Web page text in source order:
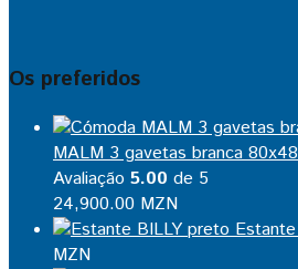
Os preferidos
MALM 3 gavetas branca
Avaliação 5.00 de 5
24,900.00 MZN
MZN